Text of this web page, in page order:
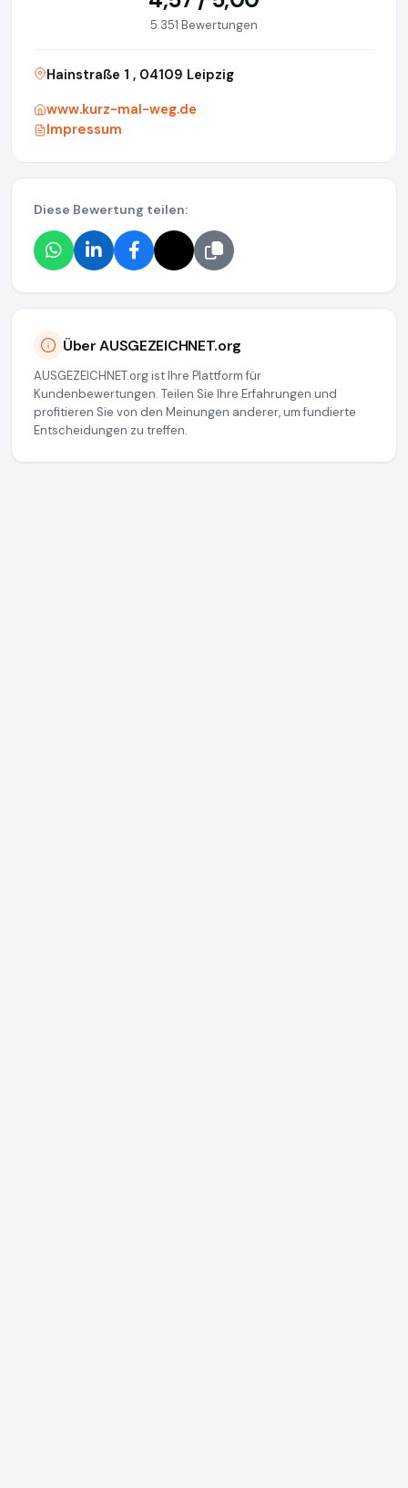
5.351 Bewertungen
Hainstraße 1 , 04109 Leipzig
www.kurz-mal-weg.de
Impressum
Diese Bewertung teilen:
Über AUSGEZEICHNET.org
AUSGEZEICHNET.org ist Ihre Plattform für
Kundenbewertungen. Teilen Sie Ihre Erfahrungen und
profitieren Sie von den Meinungen anderer, um fundierte
Entscheidungen zu treffen.